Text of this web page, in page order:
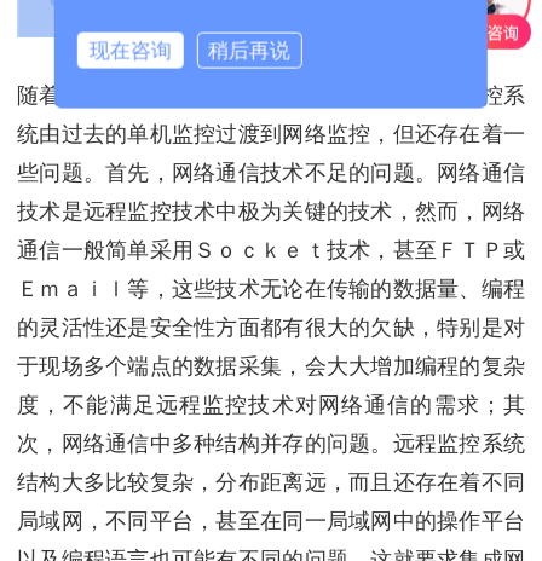
随着网络技术的飞速发展和监控范围的扩大，监控系
统由过去的单机监控过渡到网络监控，但还存在着一
些问题。首先，网络通信技术不足的问题。网络通信
技术是远程监控技术中极为关键的技术，然而，网络
通信一般简单采用Ｓｏｃｋｅｔ技术，甚至ＦＴＰ或
Ｅｍａｉｌ等，这些技术无论在传输的数据量、编程
的灵活性还是安全性方面都有很大的欠缺，特别是对
于现场多个端点的数据采集，会大大增加编程的复杂
度，不能满足远程监控技术对网络通信的需求；其
次，网络通信中多种结构并存的问题。远程监控系统
结构大多比较复杂，分布距离远，而且还存在着不同
局域网，不同平台，甚至在同一局域网中的操作平台
现在咨询 稍后再说